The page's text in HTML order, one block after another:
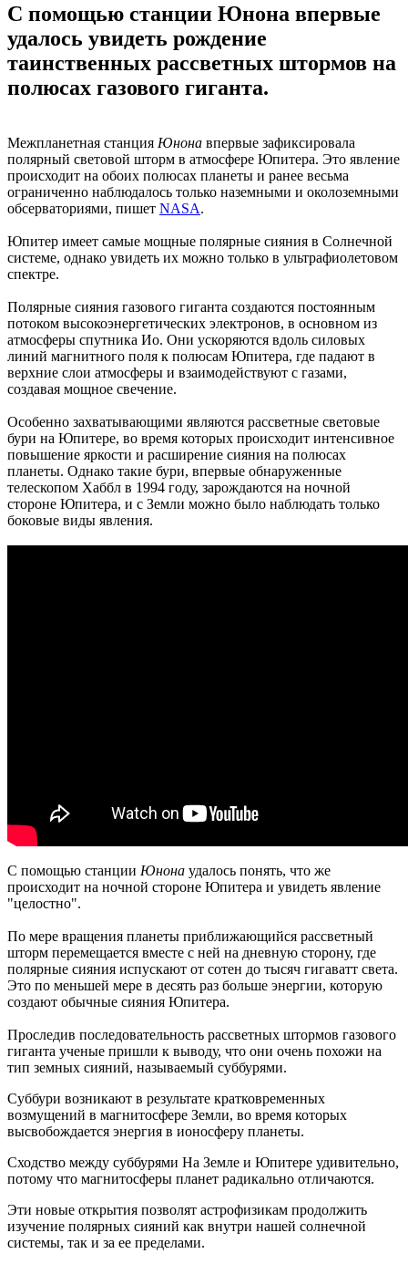
С помощью станции Юнона впервые
удалось увидеть рождение
таинственных рассветных штормов на
полюсах газового гиганта.
Межпланетная станция Юнона впервые зафиксировала
полярный световой шторм в атмосфере Юпитера. Это явление
происходит на обоих полюсах планеты и ранее весьма
ограниченно наблюдалось только наземными и околоземными
обсерваториями, пишет NASA.
Юпитер имеет самые мощные полярные сияния в Солнечной
системе, однако увидеть их можно только в ультрафиолетовом
спектре.
Полярные сияния газового гиганта создаются постоянным
потоком высокоэнергетических электронов, в основном из
атмосферы спутника Ио. Они ускоряются вдоль силовых
линий магнитного поля к полюсам Юпитера, где падают в
верхние слои атмосферы и взаимодействуют с газами,
создавая мощное свечение.
Особенно захватывающими являются рассветные световые
бури на Юпитере, во время которых происходит интенсивное
повышение яркости и расширение сияния на полюсах
планеты. Однако такие бури, впервые обнаруженные
телескопом Хаббл в 1994 году, зарождаются на ночной
стороне Юпитера, и с Земли можно было наблюдать только
боковые виды явления.
С помощью станции Юнона удалось понять, что же
происходит на ночной стороне Юпитера и увидеть явление
"целостно".
По мере вращения планеты приближающийся рассветный
шторм перемещается вместе с ней на дневную сторону, где
полярные сияния испускают от сотен до тысяч гигаватт света.
Это по меньшей мере в десять раз больше энергии, которую
создают обычные сияния Юпитера.
Проследив последовательность рассветных штормов газового
гиганта ученые пришли к выводу, что они очень похожи на
тип земных сияний, называемый суббурями.
Суббури возникают в результате кратковременных
возмущений в магнитосфере Земли, во время которых
высвобождается энергия в ионосферу планеты.
Сходство между суббурями На Земле и Юпитере удивительно,
потому что магнитосферы планет радикально отличаются.
Эти новые открытия позволят астрофизикам продолжить
изучение полярных сияний как внутри нашей солнечной
системы, так и за ее пределами.